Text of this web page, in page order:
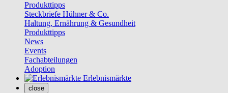
Produkttipps
Steckbriefe Hühner & Co.
Haltung, Ernährung & Gesundheit
Produkttipps
News
Events
Fachabteilungen
Adoption
Erlebnismärkte
close